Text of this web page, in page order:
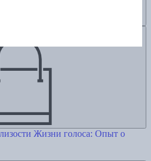
в корзину
Жизни голоса: Опыт о